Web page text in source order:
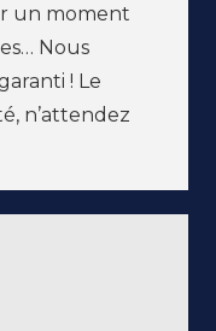
un moment
Nous
! Le
n’attendez